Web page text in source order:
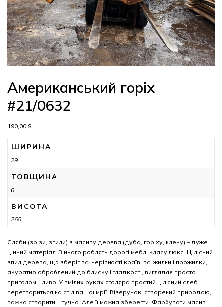
Американський горіх
#21/0632
190,00 $
ШИРИНА
29
ТОВЩИНА
6
ВИСОТА
265
Сляби (зрізи, зпили) з масиву дерева (дуба, горіху, клену) – дуже
цінний матеріал. З нього роблять дорогі меблі класу люкс. Цілісний
зпил дерева, що зберіг всі нерівності країв, всі жилки і прожилки,
акуратно оброблений до блиску і гладкості, виглядає просто
приголомшливо. У вмілих руках столяра простий цілісний слеб
перетвориться на стіл вашої мрії. Візерунок, створений природою,
важко створити штучно. Але її можна зберегти. Фарбувати масив